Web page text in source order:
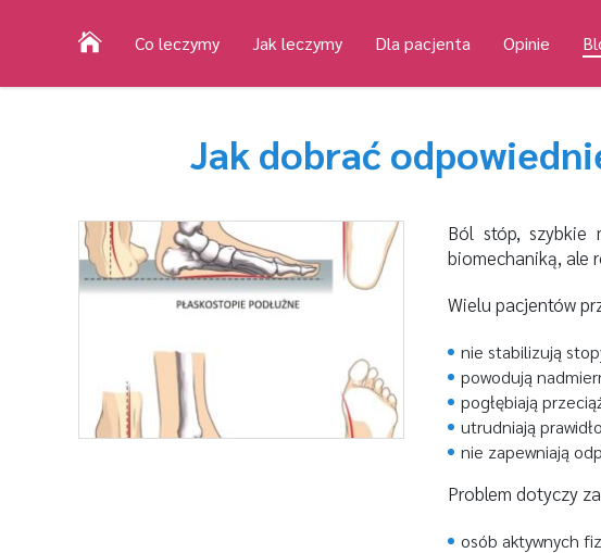
Co leczymy Jak leczymy Dla pacjenta Opinie
Jak dobrać
Ból stóp, szybkie
biomechaniką, ale
Wielu pacjentów
nie stabilizują
powodują
pogłębiają
utrudniają
nie zapewniają
Problem dotyczy
osób aktywnych